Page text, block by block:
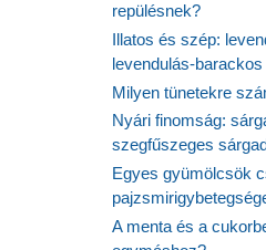
repülésnek?
Illatos és szép:
levendulás-
Milyen tünetekre
Nyári finomság:
szegfűszeges
Egyes gyümölcsök
A menta és a